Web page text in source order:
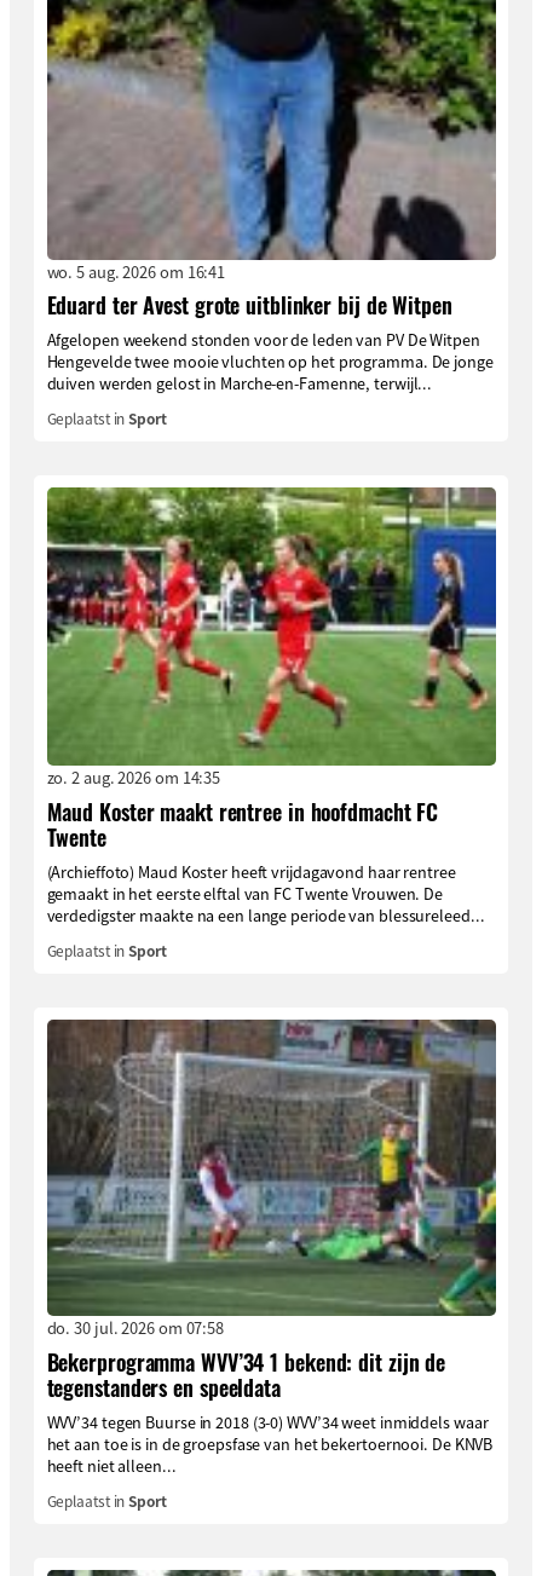
wo. 5 aug. 2026 om 16:41
Eduard ter Avest grote uitblinker bij de Witpen
Afgelopen weekend stonden voor de leden van PV De Witpen
Hengevelde twee mooie vluchten op het programma. De jonge
duiven werden gelost in Marche-en-Famenne, terwijl...
Geplaatst inSport
zo. 2 aug. 2026 om 14:35
Maud Koster maakt rentree in hoofdmacht FC
Twente
(Archieffoto) Maud Koster heeft vrijdagavond haar rentree
gemaakt in het eerste elftal van FC Twente Vrouwen. De
verdedigster maakte na een lange periode van blessureleed...
Geplaatst inSport
do. 30 jul. 2026 om 07:58
Bekerprogramma WVV’34 1 bekend: dit zijn de
tegenstanders en speeldata
WVV’34 tegen Buurse in 2018 (3-0) WVV’34 weet inmiddels waar
het aan toe is in de groepsfase van het bekertoernooi. De KNVB
heeft niet alleen...
Geplaatst inSport